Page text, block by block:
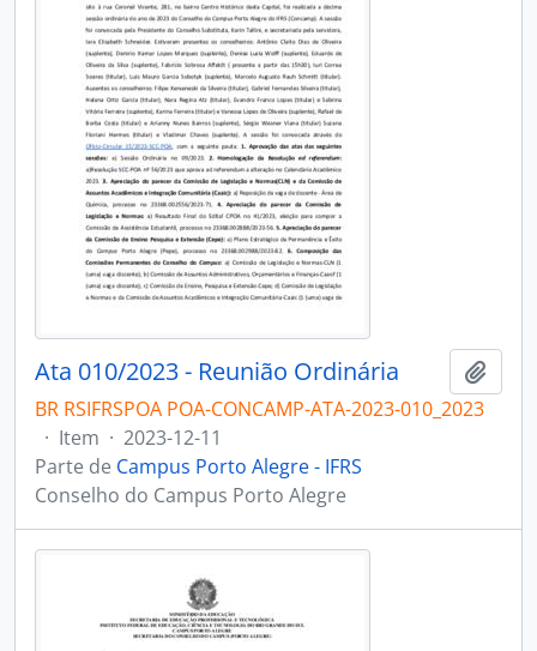
Ata 010/2023 - Reunião Ordinária
BR RSIFRSPOA POA-CONCAMP-ATA-2023-010_2023
· Item · 2023-12-11
Parte de Campus Porto Alegre - IFRS
Conselho do Campus Porto Alegre